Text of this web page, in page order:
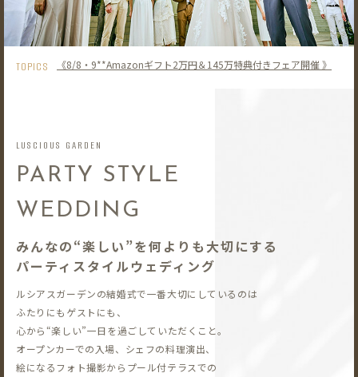
TOPICS 《8/8・9**Amazonギフト2万円＆145万特典付きフェア開催 》
LUSCIOUS GARDEN
PARTY STYLE
WEDDING
みんなの“楽しい”を何よりも大切にする
パーティスタイルウェディング
ルシアスガーデンの結婚式で一番大切にしているのは
ふたりにもゲストにも、
心から“楽しい”一日を過ごしていただくこと。
オープンカーでの入場、シェフの料理演出、
絵になるフォト撮影から プール付テラスでの